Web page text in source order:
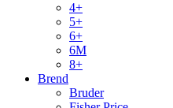
4+
5+
6+
6M
8+
Brend
Bruder